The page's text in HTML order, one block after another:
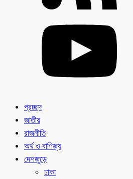
প্রচ্ছদ
জাতীয়
রাজনীতি
অর্থ ও বাণিজ্য
দেশজুড়ে
ঢাকা